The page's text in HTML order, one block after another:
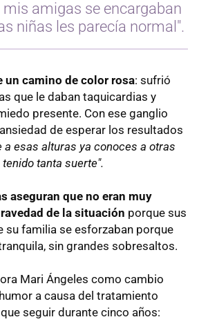
amigas se encargaban
niñas les parecía normal".
un camino de color rosa: sufrió
que le daban taquicardias y
presente. Con ese ganglio
de esperar los resultados
a esas alturas ya conoces a otras
tanta suerte".
aseguran que no eran muy
de la situación porque sus
su familia se esforzaban porque
sin grandes sobresaltos.
Mari Ángeles como cambio
a causa del tratamiento
seguir durante cinco años: